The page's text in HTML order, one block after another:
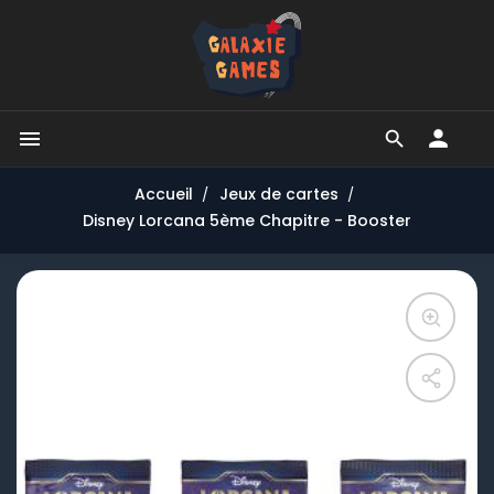


Accueil
Jeux de cartes
Disney Lorcana 5ème Chapitre - Booster